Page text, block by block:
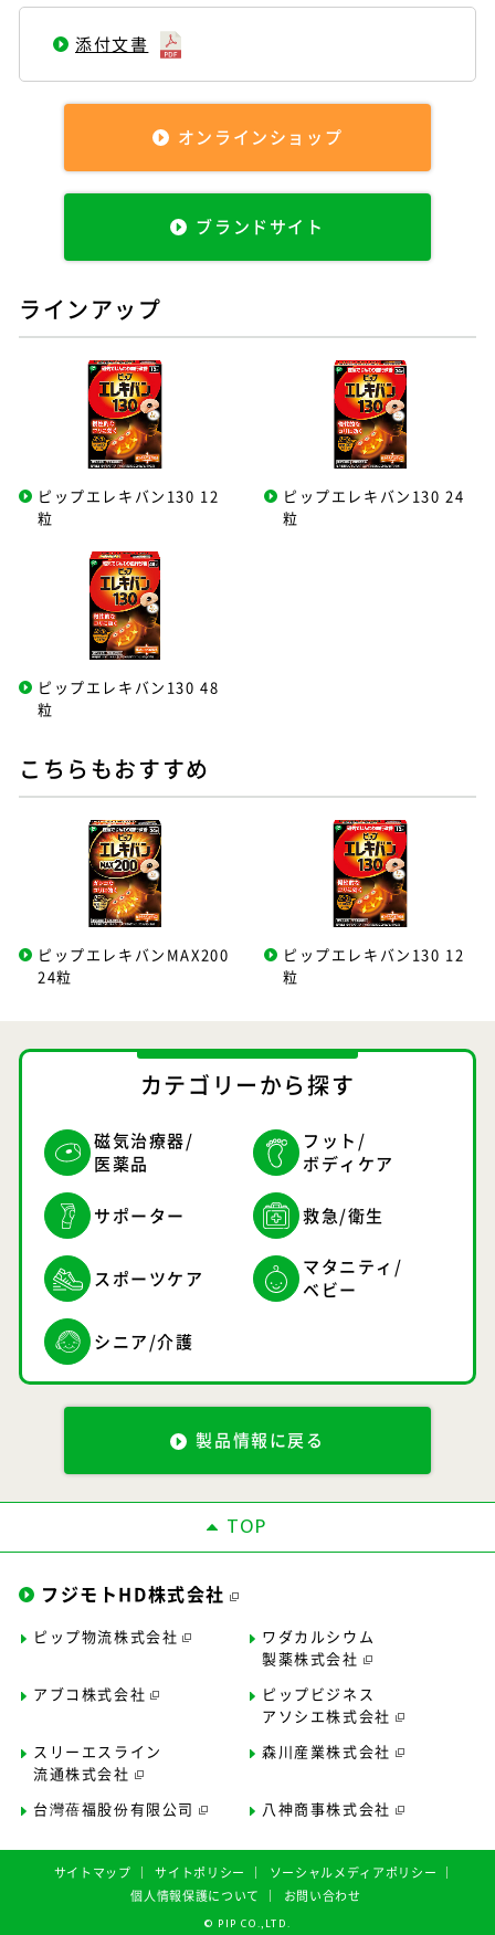
添付文書
オンラインショップ
ブランドサイト
ラインアップ
ピップエレキバン130 12
粒
ピップエレキバン130 24
粒
ピップエレキバン130 48
粒
こちらもおすすめ
ピップエレキバンMAX200
24粒
ピップエレキバン130 12
粒
カテゴリーから探す
磁気治療器/
医薬品
フット/
ボディケア
サポーター 救急/衛生
スポーツケア
マタニティ/
ベビー
シニア/介護
製品情報に戻る
TOP
フジモトHD株式会社
ピップ物流株式会社
ワダカルシウム
製薬株式会社
アブコ株式会社
ピップビジネス
アソシエ株式会社
スリーエスライン
流通株式会社
森川産業株式会社
台灣蓓福股份有限公司 八神商事株式会社
サイトマップ サイトポリシー
ソーシャルメディアポリシー
個人情報保護について
お問い合わせ
©︎ PIP CO.,LTD.